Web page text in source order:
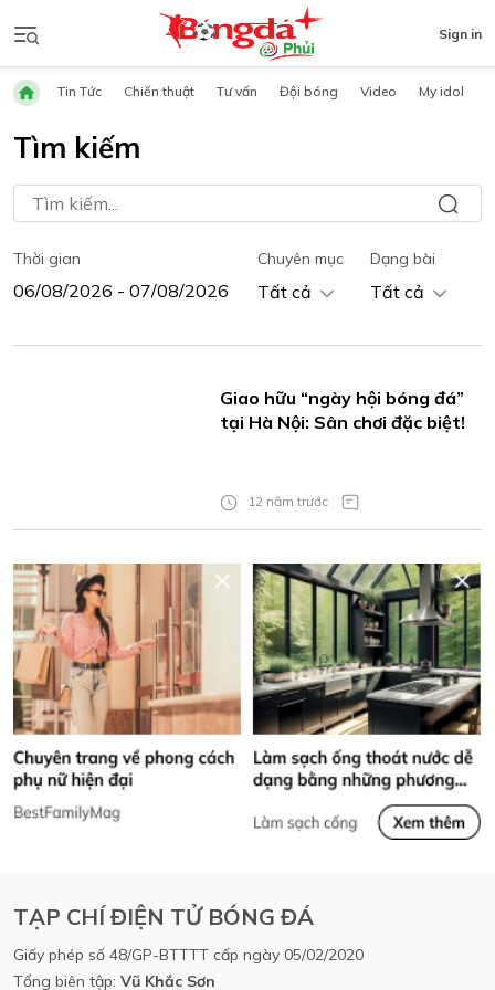
Sign in
Tin Tức Chiến thuật Tư vấn Đội bóng Video My idol
Tìm kiếm
Thời gian Chuyên mục
Tất cả
Dạng bài
Tất cả
Giao hữu “ngày hội bóng đá”
tại Hà Nội: Sân chơi đặc biệt!
12 năm trước
TẠP CHÍ ĐIỆN TỬ BÓNG ĐÁ
Giấy phép số 48/GP-BTTTT cấp ngày 05/02/2020
Tổng biên tập: Vũ Khắc Sơn